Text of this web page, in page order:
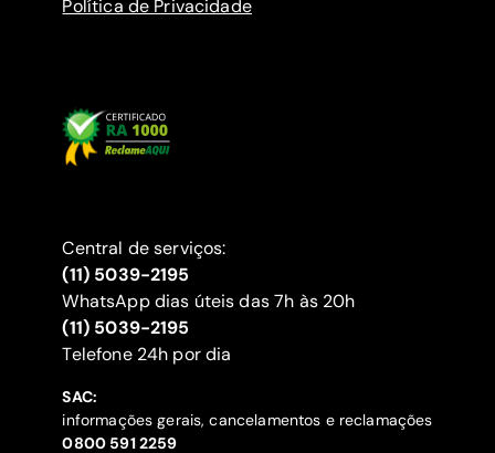
Política de Privacidade
Central de serviços:
(11) 5039-2195
WhatsApp dias úteis das 7h às 20h
(11) 5039-2195
‍Telefone 24h por dia
SAC:
informações gerais, cancelamentos e reclamações
‍0800 591 2259